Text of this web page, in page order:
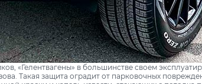
«Гелентвагены» в большинстве своем
Такая защита оградит от парковочных